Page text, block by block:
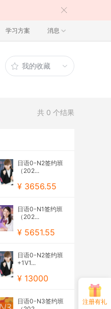
学习方案 消息
我的收藏
共 0 个结果
日语0-N2签约班
（202...
¥ 3656.55
日语0-N1签约班
（202...
¥ 5651.55
日语0-N2签约班
+1V1...
¥ 13000
日语0-N3签约班
注册有礼